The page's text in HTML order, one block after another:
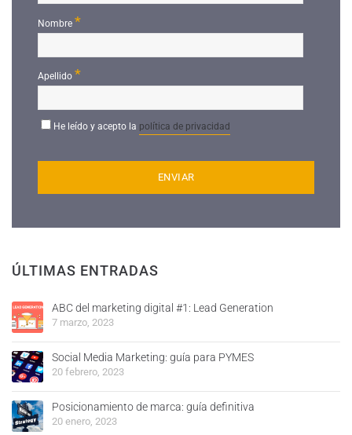
Nombre*
Apellido *
He leído y acepto la política de privacidad
ÚLTIMAS ENTRADAS
ABC del marketing digital #1: Lead Generation
7 marzo, 2023
Social Media Marketing: guía para PYMES
20 febrero, 2023
Posicionamiento de marca: guía definitiva
20 enero, 2023